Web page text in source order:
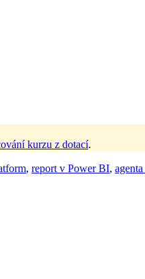
kurzu z dotací.
, report v Power BI,